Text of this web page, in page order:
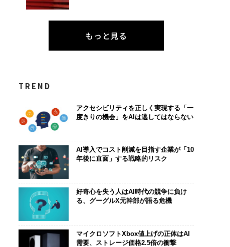
もっと見る
TREND
アクセシビリティを正しく実現する「一
度きりの機会」をAIは逃してはならない
AI導入でコスト削減を目指す企業が「10
年後に直面」する戦略的リスク
好奇心を失う人はAI時代の競争に負け
る、グーグルX元幹部が語る危機
マイクロソフトXbox値上げの正体はAI
需要、ストレージ価格2.5倍の衝撃